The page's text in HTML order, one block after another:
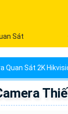
Sát
Quan Sát 2K